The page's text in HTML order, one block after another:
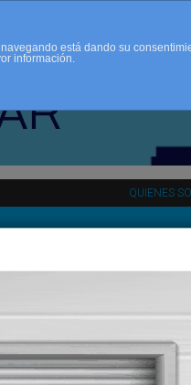
QUIENES
INTERNACIONAL
está dando su
información.